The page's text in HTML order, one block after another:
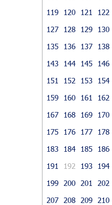
119
120 121 122
127
128 129 130
135
136 137 138
143
144 145 146
151
152 153 154
159
160 161 162
167
168 169 170
175
176 177 178
183
184 185 186
191
192 193 194
199
200 201 202
207
208 209 210